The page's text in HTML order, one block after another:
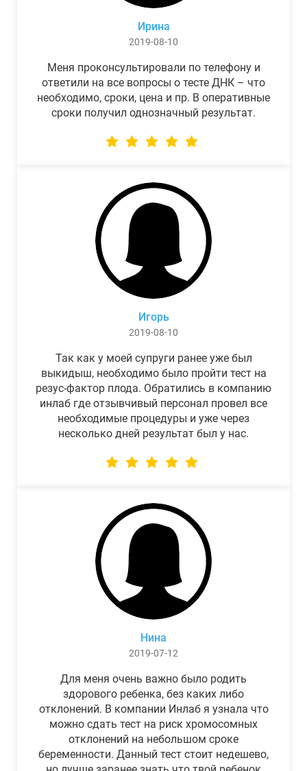
Ирина
2019-08-10
Меня проконсультировали по телефону и
ответили на все вопросы о тесте ДНК – что
необходимо, сроки, цена и пр. В оперативные
сроки получил однозначный результат.
Игорь
2019-08-10
Так как у моей супруги ранее уже был
выкидыш, необходимо было пройти тест на
резус-фактор плода. Обратились в компанию
инлаб где отзывчивый персонал провел все
необходимые процедуры и уже через
несколько дней результат был у нас.
Нина
2019-07-12
Для меня очень важно было родить
здорового ребенка, без каких либо
отклонений. В компании Инлаб я узнала что
можно сдать тест на риск хромосомных
отклонений на небольшом сроке
беременности. Данный тест стоит недешево,